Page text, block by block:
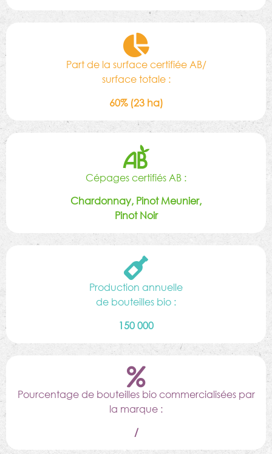
Part de la surface certifiée AB/
surface totale :
60% (23 ha)
Cépages certifiés AB :
Chardonnay, Pinot Meunier,
Pinot Noir
Production annuelle
de bouteilles bio :
150 000
Pourcentage de bouteilles bio commercialisées par
la marque :
/